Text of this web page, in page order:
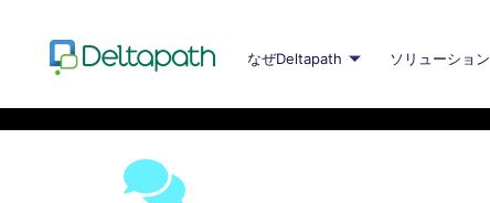
なぜDeltapath ソリューション